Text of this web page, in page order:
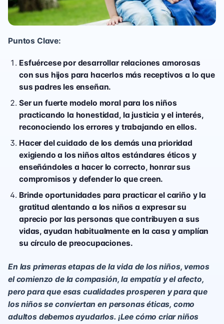
Puntos Clave:
Esfuércese por desarrollar relaciones amorosas
con sus hijos para hacerlos más receptivos a lo que
sus padres les enseñan.
Ser un fuerte modelo moral para los niños
practicando la honestidad, la justicia y el interés,
reconociendo los errores y trabajando en ellos.
Hacer del cuidado de los demás una prioridad
exigiendo a los niños altos estándares éticos y
enseñándoles a hacer lo correcto, honrar sus
compromisos y defender lo que creen.
Brinde oportunidades para practicar el cariño y la
gratitud alentando a los niños a expresar su
aprecio por las personas que contribuyen a sus
vidas, ayudan habitualmente en la casa y amplían
su círculo de preocupaciones.
En las primeras etapas de la vida de los niños, vemos
el comienzo de la compasión, la empatía y el afecto,
pero para que esas cualidades prosperen y para que
los niños se conviertan en personas éticas, como
adultos debemos ayudarlos. ¡Lee cómo criar niños